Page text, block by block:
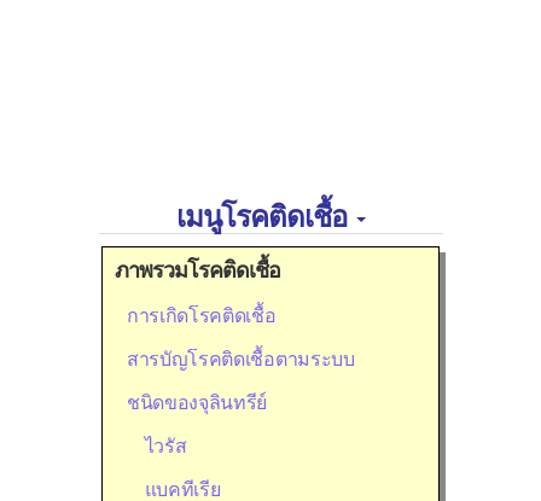
เมนูโรคติดเชื้อ
ภาพรวมโรคติดเชื้อ
การเกิดโรคติดเชื้อ
สารบัญโรคติดเชื้อตามระบบ
ชนิดของจุลินทรีย์
ไวรัส
แบคทีเรีย